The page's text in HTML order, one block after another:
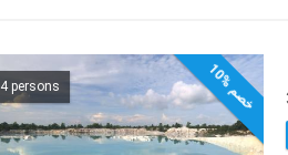
4 persons 1
0
%
خ
ص
م